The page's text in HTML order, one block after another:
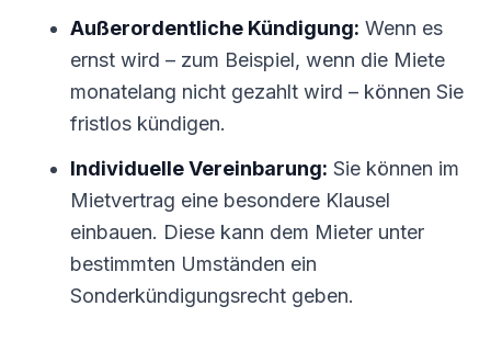
Außerordentliche Kündigung: Wenn es
ernst wird – zum Beispiel, wenn die Miete
monatelang nicht gezahlt wird – können Sie
fristlos kündigen.
Individuelle Vereinbarung: Sie können im
Mietvertrag eine besondere Klausel
einbauen. Diese kann dem Mieter unter
bestimmten Umständen ein
Sonderkündigungsrecht geben.